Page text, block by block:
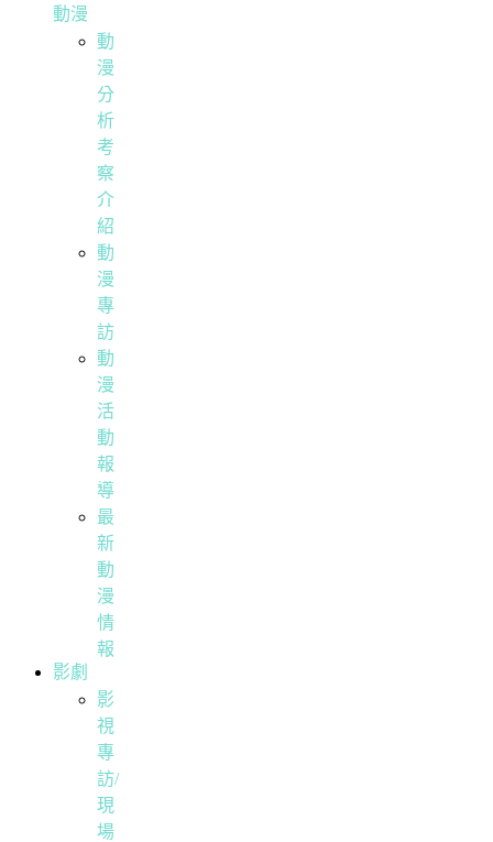
動漫
動
漫
分
析
考
察
介
紹
動
漫
專
訪
動
漫
活
動
報
導
最
新
動
漫
情
報
影劇
影
視
專
訪/
現
場